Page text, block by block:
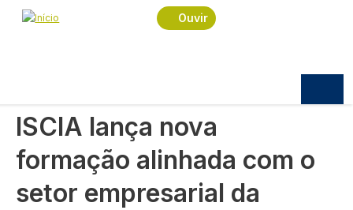
Passar para o conteúdo principal
Ouvir
Navegação estrutural
Início
Praça
ISCIA lança nova formação alinhada com o setor
ISCIA lança nova
formação alinhada com o
setor empresarial da